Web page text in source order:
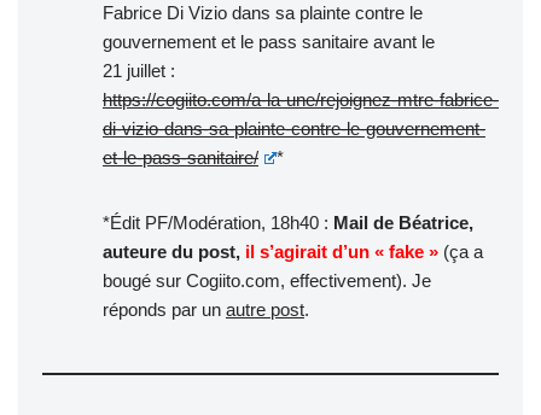
Fabrice Di Vizio dans sa plainte contre le
gouvernement et le pass sanitaire avant le
21 juillet :
https://cogiito.com/a-la-une/rejoignez-mtre-fabrice-
di-vizio-dans-sa-plainte-contre-le-gouvernement-
et-le-pass-sanitaire/
*
*Édit PF/Modération, 18h40 : Mail de Béatrice,
auteure du post, il s’agirait d’un « fake » (ça a
bougé sur Cogiito.com, effectivement). Je
réponds par un autre post.